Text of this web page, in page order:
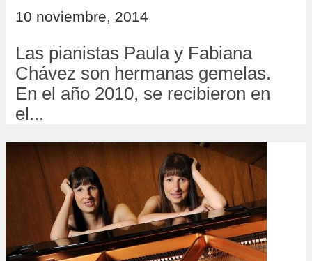
10 noviembre, 2014
Las pianistas Paula y Fabiana
Chávez son hermanas gemelas.
En el año 2010, se recibieron en
el...